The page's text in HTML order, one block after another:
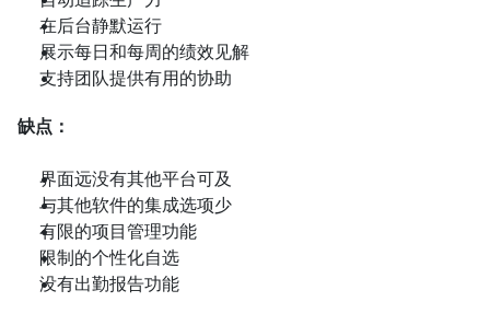
在后台静默运行
展示每日和每周的绩效见解
支持团队提供有用的协助
缺点：
界面远没有其他平台可及
与其他软件的集成选项少
有限的项目管理功能
限制的个性化自选
没有出勤报告功能